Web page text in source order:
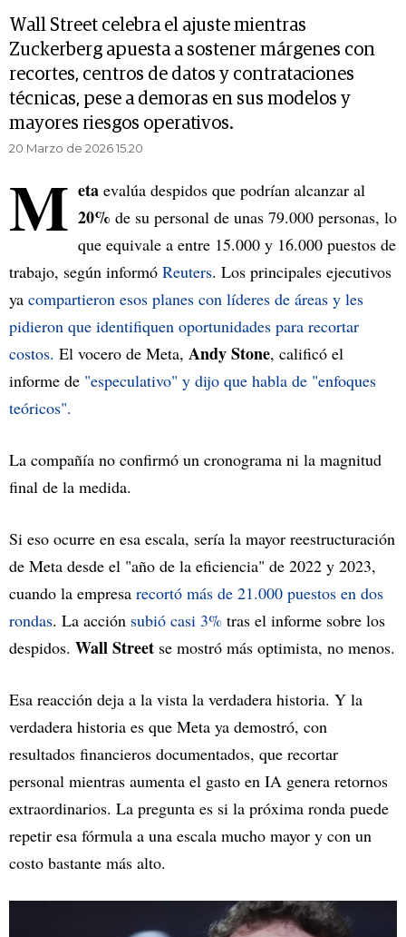
Wall Street celebra el ajuste mientras
Zuckerberg apuesta a sostener márgenes con
recortes, centros de datos y contrataciones
técnicas, pese a demoras en sus modelos y
mayores riesgos operativos.
20 Marzo de 2026 15.20
M eta evalúa despidos que podrían alcanzar al
20% de su personal de unas 79.000 personas, lo
que equivale a entre 15.000 y 16.000 puestos de
trabajo, según informó Reuters. Los principales ejecutivos
ya compartieron esos planes con líderes de áreas y les
pidieron que identifiquen oportunidades para recortar
costos. El vocero de Meta, Andy Stone, calificó el
informe de "especulativo" y dijo que habla de "enfoques
teóricos".
La compañía no confirmó un cronograma ni la magnitud
final de la medida.
Si eso ocurre en esa escala, sería la mayor reestructuración
de Meta desde el "año de la eficiencia" de 2022 y 2023,
cuando la empresa recortó más de 21.000 puestos en dos
rondas. La acción subió casi 3% tras el informe sobre los
despidos. Wall Street se mostró más optimista, no menos.
Esa reacción deja a la vista la verdadera historia. Y la
verdadera historia es que Meta ya demostró, con
resultados financieros documentados, que recortar
personal mientras aumenta el gasto en IA genera retornos
extraordinarios. La pregunta es si la próxima ronda puede
repetir esa fórmula a una escala mucho mayor y con un
costo bastante más alto.